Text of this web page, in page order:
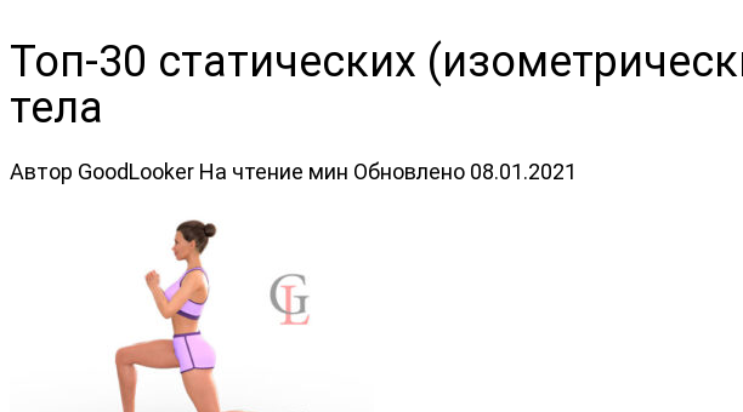
Топ-30 статических
тела
Автор GoodLooker На чтение мин Обновлено 08.01.2021